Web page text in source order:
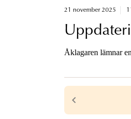
21 november 2025
Åklagaren lämnar